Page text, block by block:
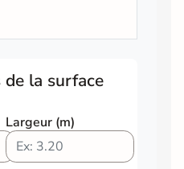
de la surface
Largeur (m)